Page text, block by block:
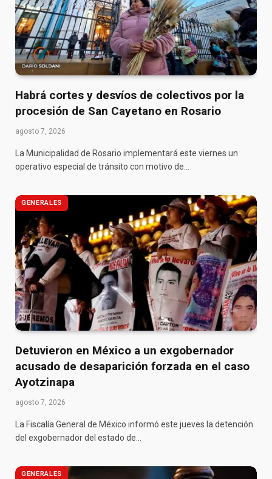
Habrá cortes y desvíos de colectivos por la
procesión de San Cayetano en Rosario
agosto 7, 2026
La Municipalidad de Rosario implementará este viernes un
operativo especial de tránsito con motivo de…
GENERALES
Detuvieron en México a un exgobernador
acusado de desaparición forzada en el caso
Ayotzinapa
agosto 7, 2026
La Fiscalía General de México informó este jueves la detención
del exgobernador del estado de…
GENERALES